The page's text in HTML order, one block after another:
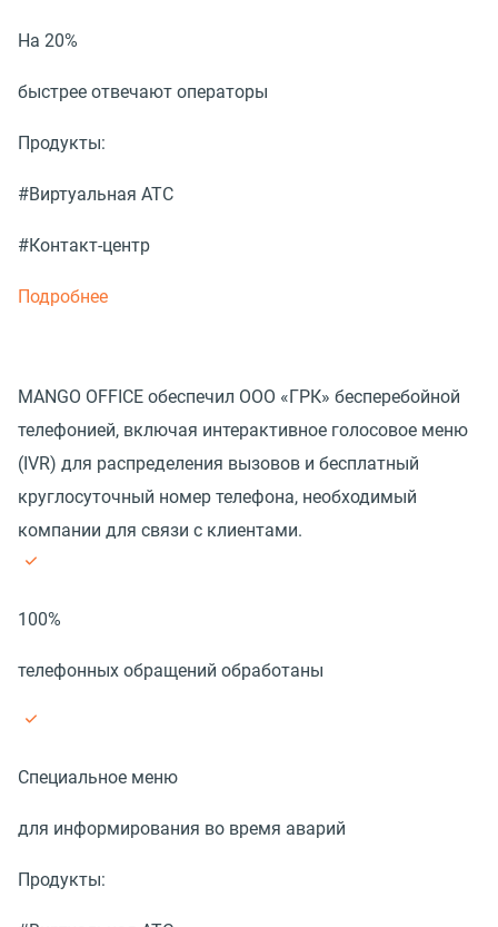
На 20%
быстрее отвечают операторы
Продукты:
#Виртуальная АТС
#Контакт-центр
Подробнее
MANGO OFFICE обеспечил ООО «ГРК» бесперебойной
телефонией, включая интерактивное голосовое меню
(IVR) для распределения вызовов и бесплатный
круглосуточный номер телефона, необходимый
компании для связи с клиентами.
100%
телефонных обращений обработаны
Специальное меню
для информирования во время аварий
Продукты: